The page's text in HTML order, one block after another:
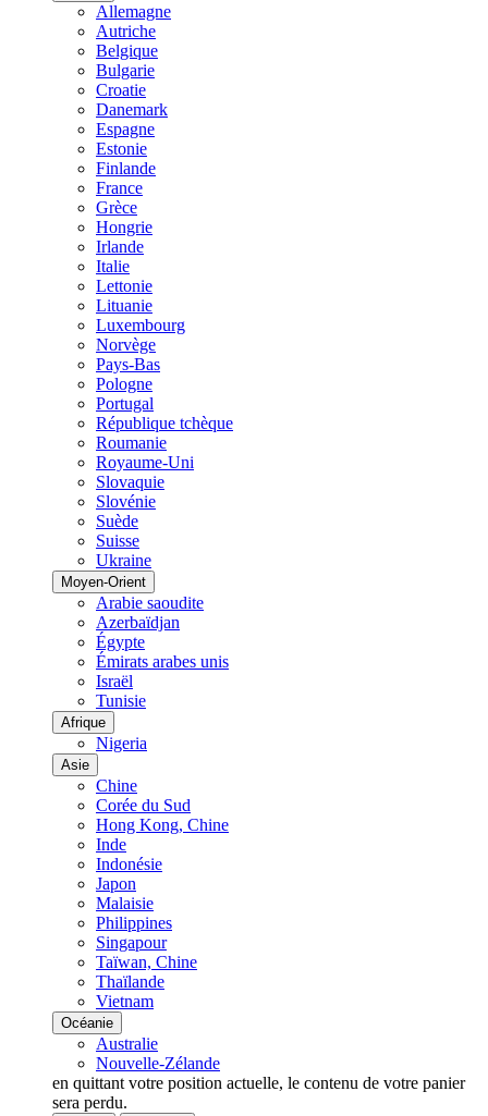
Allemagne
Autriche
Belgique
Bulgarie
Croatie
Danemark
Espagne
Estonie
Finlande
France
Grèce
Hongrie
Irlande
Italie
Lettonie
Lituanie
Luxembourg
Norvège
Pays-Bas
Pologne
Portugal
République tchèque
Roumanie
Royaume-Uni
Slovaquie
Slovénie
Suède
Suisse
Ukraine
Moyen-Orient
Arabie saoudite
Azerbaïdjan
Égypte
Émirats arabes unis
Israël
Tunisie
Afrique
Nigeria
Asie
Chine
Corée du Sud
Hong Kong, Chine
Inde
Indonésie
Japon
Malaisie
Philippines
Singapour
Taïwan, Chine
Thaïlande
Vietnam
Océanie
Australie
Nouvelle-Zélande
en quittant votre position actuelle, le contenu de votre panier
sera perdu.